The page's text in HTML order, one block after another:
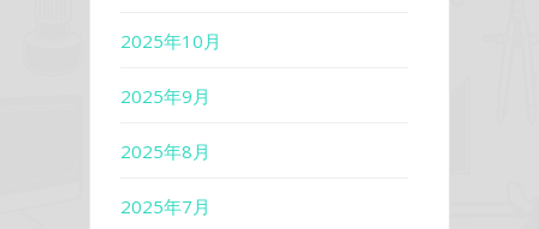
2025年10月
2025年9月
2025年8月
2025年7月